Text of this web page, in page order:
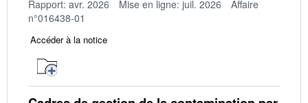
Rapport: avr. 2026 Mise en ligne: juil. 2026
Affaire
n°016438-01
Accéder à la notice